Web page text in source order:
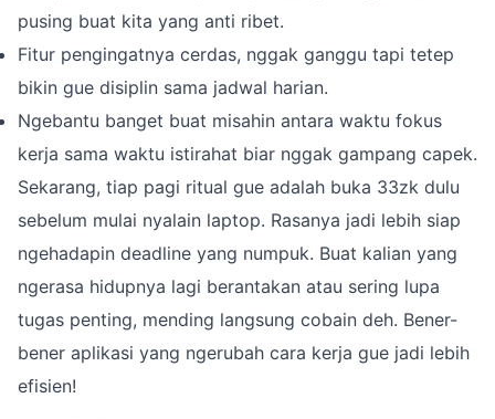
pusing buat kita yang anti ribet.
Fitur pengingatnya cerdas, nggak ganggu tapi tetep
bikin gue disiplin sama jadwal harian.
Ngebantu banget buat misahin antara waktu fokus
kerja sama waktu istirahat biar nggak gampang capek.
Sekarang, tiap pagi ritual gue adalah buka 33zk dulu
sebelum mulai nyalain laptop. Rasanya jadi lebih siap
ngehadapin deadline yang numpuk. Buat kalian yang
ngerasa hidupnya lagi berantakan atau sering lupa
tugas penting, mending langsung cobain deh. Bener-
bener aplikasi yang ngerubah cara kerja gue jadi lebih
efisien!